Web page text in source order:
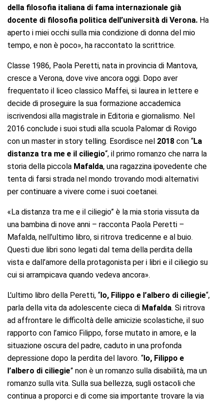
della filosofia italiana di fama internazionale già
docente di filosofia politica dell’università di Verona. Ha
aperto i miei occhi sulla mia condizione di donna del mio
tempo, e non è poco», ha raccontato la scrittrice.
Classe 1986, Paola Peretti, nata in provincia di Mantova,
cresce a Verona, dove vive ancora oggi. Dopo aver
frequentato il liceo classico Maffei, si laurea in lettere e
decide di proseguire la sua formazione accademica
iscrivendosi alla magistrale in Editoria e giornalismo. Nel
2016 conclude i suoi studi alla scuola Palomar di Rovigo
con un master in story telling. Esordisce nel 2018 con “La
distanza tra me e il ciliegio“, il primo romanzo che narra la
storia della piccola Mafalda, una ragazzina ipovedente che
tenta di farsi strada nel mondo trovando modi alternativi
per continuare a vivere come i suoi coetanei.
«La distanza tra me e il ciliegio” è la mia storia vissuta da
una bambina di nove anni – racconta Paola Peretti –
Mafalda, nell’ultimo libro, si ritrova tredicenne e al buio.
Questi due libri sono legati dal tema della perdita della
vista e dall’amore della protagonista per i libri e il ciliegio su
cui si arrampicava quando vedeva ancora».
L’ultimo libro della Peretti, “Io, Filippo e l’albero di ciliegie“,
parla della vita da adolescente cieca di Mafalda. Si ritrova
ad affrontare le difficoltà delle amicizie scolastiche, il suo
rapporto con l’amico Filippo, forse mutato in amore, e la
situazione oscura del padre, caduto in una profonda
depressione dopo la perdita del lavoro. “Io, Filippo e
l’albero di ciliegie” non è un romanzo sulla disabilità, ma un
romanzo sulla vita. Sulla sua bellezza, sugli ostacoli che
continua a proporci e di come sia importante trovare la via